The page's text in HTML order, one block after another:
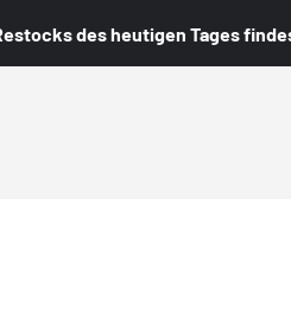
des heutigen Tages